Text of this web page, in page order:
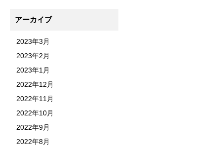
アーカイブ
2023年3月
2023年2月
2023年1月
2022年12月
2022年11月
2022年10月
2022年9月
2022年8月